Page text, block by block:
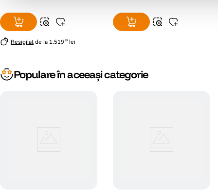
Resigilat de la 1 .519 99 lei
Populare în aceeași categorie